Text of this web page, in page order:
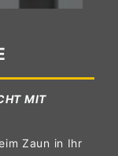
MIT
Zaun in Ihr